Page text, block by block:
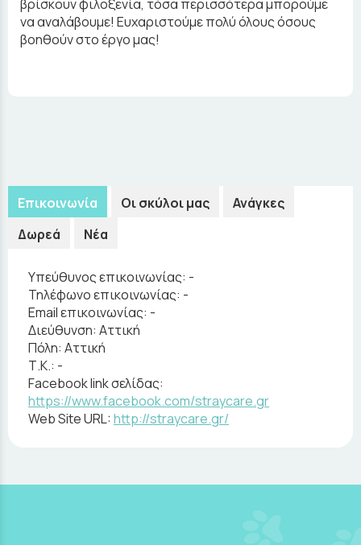
βρίσκουν φιλοξενία, τόσα περισσότερα μπορούμε
να αναλάβουμε! Ευχαριστούμε πολύ όλους όσους
βοηθούν στο έργο μας!
Επικοινωνία Οι σκύλοι μας
Ανάγκες
Δωρεά
Νέα
Υπεύθυνος επικοινωνίας: -
Τηλέφωνο επικοινωνίας: -
Email επικοινωνίας: -
Διεύθυνση: Αττική
Πόλη: Αττική
Τ.Κ.: -
Facebook link σελίδας:
https://www.facebook.com/straycare.gr
Web Site URL:http://straycare.gr/